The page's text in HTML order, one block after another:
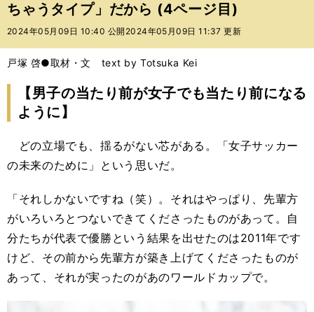
テ
ー
バ
ちゃうタイプ」だから (4ページ目)
2024年05月09日 10:40 公開 2024年05月09日 11:37 更新
戸塚 啓●取材・文 text by Totsuka Kei
【男子の当たり前が女子でも当たり前になる
ように】
どの立場でも、揺るがない芯がある。「女子サッカー
の未来のために」という思いだ。
「それしかないですね（笑）。それはやっぱり、先輩方
がいろいろとつないできてくださったものがあって。自
分たちが代表で優勝という結果を出せたのは2011年です
けど、その前から先輩方が築き上げてくださったものが
あって、それが実ったのがあのワールドカップで。